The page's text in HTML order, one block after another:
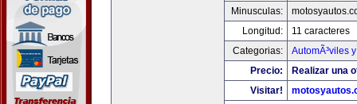
Minusculas:
Longitud:
11 caracteres
Categorias:
AutomÃ³viles
Precio:
Realizar una
Visitar!